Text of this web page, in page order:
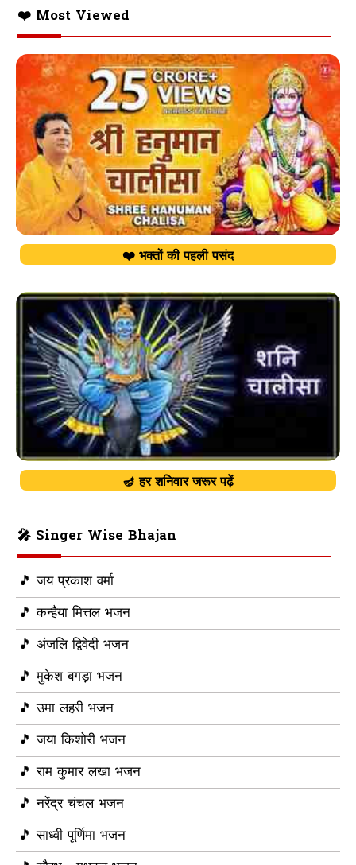
❤️ Most Viewed
❤️ भक्तों की पहली पसंद
🪔 हर शनिवार जरूर पढ़ें
🎤 Singer Wise Bhajan
🎵 जय प्रकाश वर्मा
🎵 कन्हैया मित्तल भजन
🎵 अंजलि द्विवेदी भजन
🎵 मुकेश बगड़ा भजन
🎵 उमा लहरी भजन
🎵 जया किशोरी भजन
🎵 राम कुमार लखा भजन
🎵 नरेंद्र चंचल भजन
🎵 साध्वी पूर्णिमा भजन